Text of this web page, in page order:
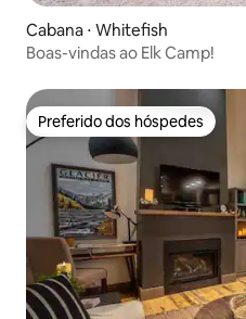
Cabana ⋅ Whitefish
Boas-vindas ao Elk Camp!
Preferido dos hóspedes
Preferido dos hóspedes